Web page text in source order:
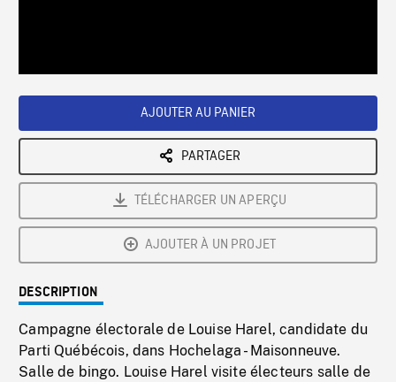
AJOUTER AU PANIER
PARTAGER
TÉLÉCHARGER UN APERÇU
AJOUTER À UN PROJET
DESCRIPTION
Campagne électorale de Louise Harel, candidate du
Parti Québécois, dans Hochelaga - Maisonneuve.
Salle de bingo. Louise Harel visite électeurs salle de